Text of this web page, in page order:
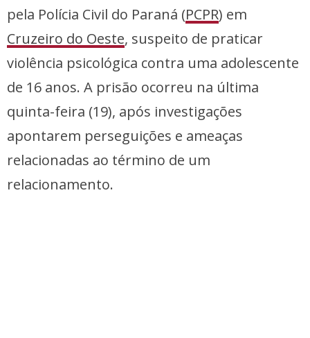
pela Polícia Civil do Paraná (PCPR) em
Cruzeiro do Oeste, suspeito de praticar
violência psicológica contra uma adolescente
de 16 anos. A prisão ocorreu na última
quinta-feira (19), após investigações
apontarem perseguições e ameaças
relacionadas ao término de um
relacionamento.